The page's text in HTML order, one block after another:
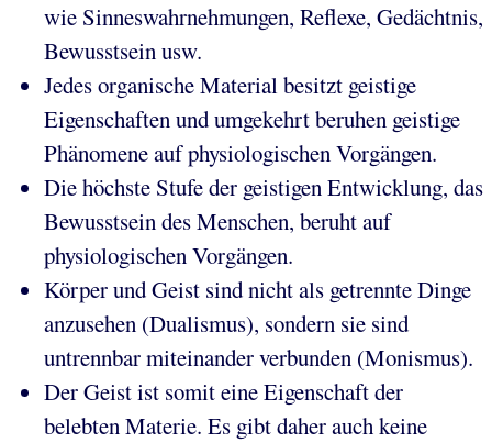
wie Sinneswahrnehmungen, Reflexe, Gedächtnis,
Bewusstsein usw.
Jedes organische Material besitzt geistige
Eigenschaften und umgekehrt beruhen geistige
Phänomene auf physiologischen Vorgängen.
Die höchste Stufe der geistigen Entwicklung, das
Bewusstsein des Menschen, beruht auf
physiologischen Vorgängen.
Körper und Geist sind nicht als getrennte Dinge
anzusehen (Dualismus), sondern sie sind
untrennbar miteinander verbunden (Monismus).
Der Geist ist somit eine Eigenschaft der
belebten Materie. Es gibt daher auch keine